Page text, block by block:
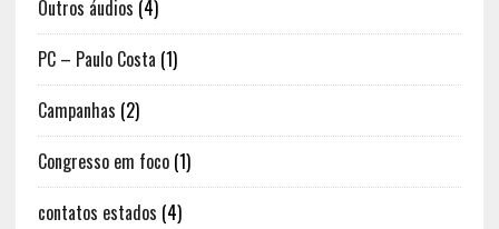
Outros áudios (4)
PC – Paulo Costa (1)
Campanhas (2)
Congresso em foco(1)
contatos estados (4)